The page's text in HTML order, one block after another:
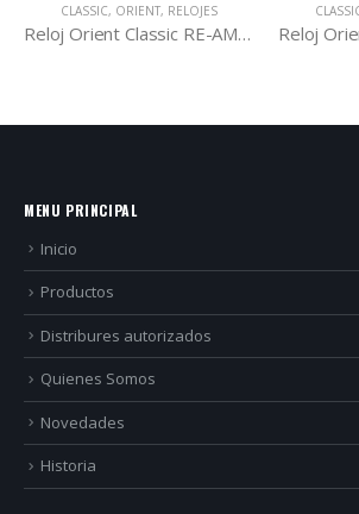
CLASSIC, ORIENT, RELOJES
Reloj Orient Classic RE-AM0002L
MENU PRINCIPAL
Inicio
Productos
Distribures autorizados
Quienes Somos
Novedades
Historia